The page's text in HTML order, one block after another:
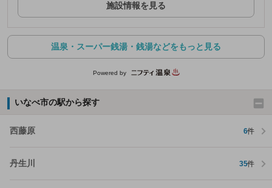
施設情報を見る
温泉・スーパー銭湯・銭湯などをもっと見る
Powered by
いなべ市の駅から探す
西藤原 6件
丹生川 35件